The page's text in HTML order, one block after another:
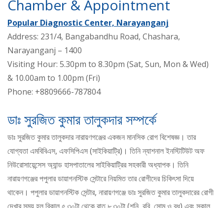
Chamber & Appointment
Popular Diagnostic Center, Narayanganj
Address: 231/4, Bangabandhu Road, Chashara,
Narayanganj – 1400
Visiting Hour: 5.30pm to 8.30pm (Sat, Sun, Mon & Wed)
& 10.00am to 1.00pm (Fri)
Phone: +8809666-787804
ডাঃ সুরজিত কুমার তালুকদার সম্পর্কে
ডাঃ সুরজিত কুমার তালুকদার নারায়ণগঞ্জের একজন মানসিক রোগ বিশেষজ্ঞ। তার
যোগ্যতা এমবিবিএস, এফসিপিএস (সাইকিয়াট্রি)। তিনি ন্যাশনাল ইনস্টিটিউট অফ
নিউরোসায়েন্সেস অ্যান্ড হাসপাতালের সাইকিয়াট্রির সহকারী অধ্যাপক। তিনি
নারায়ণগঞ্জের পপুলার ডায়াগনস্টিক সেন্টারে নিয়মিত তার রোগীদের চিকিৎসা দিয়ে
থাকেন। পপুলার ডায়াগনস্টিক সেন্টার, নারায়ণগঞ্জে ডাঃ সুরজিত কুমার তালুকদারের রোগী